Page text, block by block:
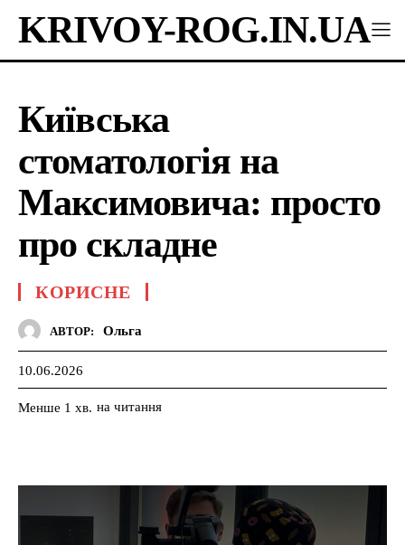
KRIVOY-ROG.IN.UA
Київська
стоматологія на
Максимовича: просто
про складне
КОРИСНЕ
АВТОР: Ольга
10.06.2026
Менше 1 хв. на читання